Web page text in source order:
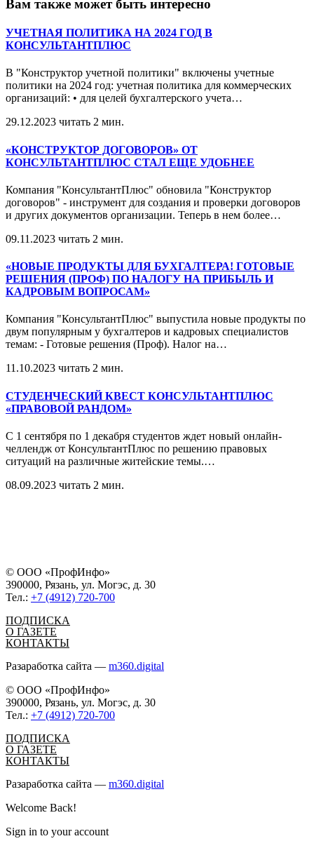
Вам также может быть интересно
УЧЕТНАЯ ПОЛИТИКА НА 2024 ГОД В
КОНСУЛЬТАНТПЛЮС
В "Конструктор учетной политики" включены учетные
политики на 2024 год: учетная политика для коммерческих
организаций: • для целей бухгалтерского учета…
29.12.2023 читать 2 мин.
«КОНСТРУКТОР ДОГОВОРОВ» ОТ
КОНСУЛЬТАНТПЛЮС СТАЛ ЕЩЕ УДОБНЕЕ
Компания "КонсультантПлюс" обновила "Конструктор
договоров" - инструмент для создания и проверки договоров
и других документов организации. Теперь в нем более…
09.11.2023 читать 2 мин.
«НОВЫЕ ПРОДУКТЫ ДЛЯ БУХГАЛТЕРА! ГОТОВЫЕ
РЕШЕНИЯ (ПРОФ) ПО НАЛОГУ НА ПРИБЫЛЬ И
КАДРОВЫМ ВОПРОСАМ»
Компания "КонсультантПлюс" выпустила новые продукты по
двум популярным у бухгалтеров и кадровых специалистов
темам: - Готовые решения (Проф). Налог на…
11.10.2023 читать 2 мин.
СТУДЕНЧЕСКИЙ КВЕСТ КОНСУЛЬТАНТПЛЮС
«ПРАВОВОЙ РАНДОМ»
С 1 сентября по 1 декабря студентов ждет новый онлайн-
челлендж от КонсультантПлюс по решению правовых
ситуаций на различные житейские темы.…
08.09.2023 читать 2 мин.
© ООО «ПрофИнфо»
390000, Рязань, ул. Могэс, д. 30
Тел.: +7 (4912) 720-700
ПОДПИСКА
О ГАЗЕТЕ
КОНТАКТЫ
Разаработка сайта — m360.digital
© ООО «ПрофИнфо»
390000, Рязань, ул. Могэс, д. 30
Тел.: +7 (4912) 720-700
ПОДПИСКА
О ГАЗЕТЕ
КОНТАКТЫ
Разаработка сайта — m360.digital
Welcome Back!
Sign in to your account